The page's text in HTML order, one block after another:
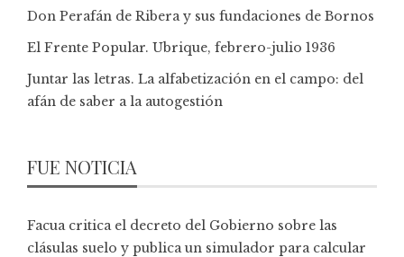
Don Perafán de Ribera y sus fundaciones de Bornos
El Frente Popular. Ubrique, febrero-julio 1936
Juntar las letras. La alfabetización en el campo: del
afán de saber a la autogestión
FUE NOTICIA
Facua critica el decreto del Gobierno sobre las
clásulas suelo y publica un simulador para calcular